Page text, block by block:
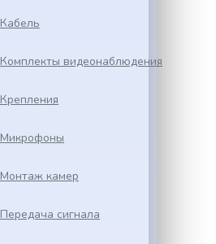
Кабель
Комплекты видеонаблюдения
Крепления
Микрофоны
Монтаж камер
Передача сигнала